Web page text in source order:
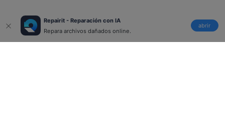
Repairit - Reparación con IA
Repara archivos dañados online.
abrir